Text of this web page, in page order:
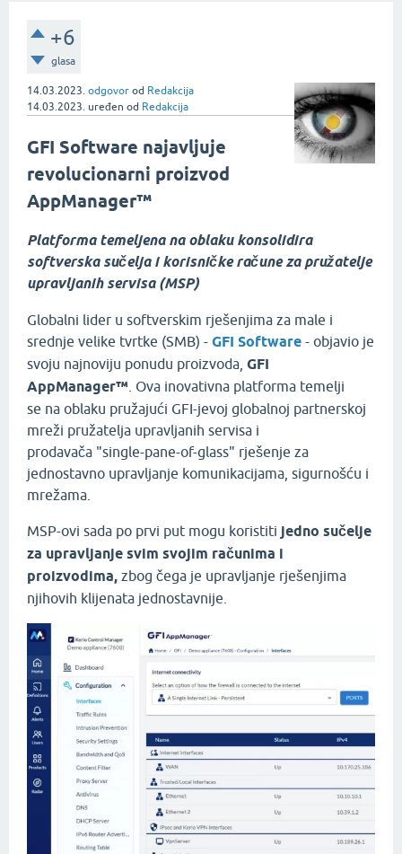
+6
glasa
14.03.2023. odgovor od Redakcija
14.03.2023. uređen od Redakcija
GFI Software najavljuje
revolucionarni proizvod
AppManager™
Platforma temeljena na oblaku konsolidira
softverska sučelja i korisničke račune za pružatelje
upravljanih servisa (MSP)
Globalni lider u softverskim rješenjima za male i
srednje velike tvrtke (SMB) - GFI Software - objavio je
svoju najnoviju ponudu proizvoda, GFI
AppManager™ . Ova inovativna platforma temelji
se na oblaku pružajući GFI-jevoj globalnoj partnerskoj
mreži pružatelja upravljanih servisa i
prodavača "single-pane-of-glass" rješenje za
jednostavno upravljanje komunikacijama, sigurnošću i
mrežama.
MSP-ovi sada po prvi put mogu koristiti jedno sučelje
za upravljanje svim svojim računima i
proizvodima, zbog čega je upravljanje rješenjima
njihovih klijenata jednostavnije.